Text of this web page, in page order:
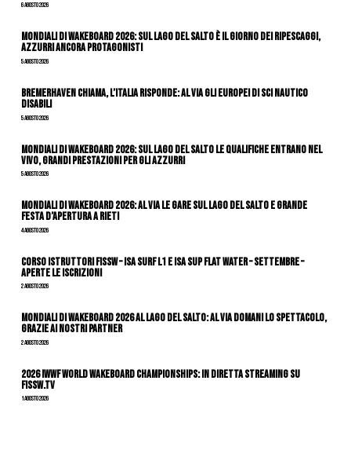
6 Agosto 2026
Mondiali di Wakeboard 2026: sul Lago del Salto è il giorno dei ripescaggi,
azzurri ancora protagonisti
5 Agosto 2026
Bremerhaven chiama, l’Italia risponde: al via gli Europei di Sci Nautico
Disabili
5 Agosto 2026
Mondiali di Wakeboard 2026: sul Lago del Salto le qualifiche entrano nel
vivo, grandi prestazioni per gli azzurri
5 Agosto 2026
Mondiali di Wakeboard 2026: al via le gare sul Lago del Salto e grande
festa d’apertura a Rieti
4 Agosto 2026
CORSO ISTRUTTORI FISSW – ISA SURF L1 e ISA SUP Flat Water – SETTEMBRE –
APERTE LE ISCRIZIONI
2 Agosto 2026
Mondiali di Wakeboard 2026 al Lago del Salto: al via domani lo spettacolo,
grazie ai nostri Partner
2 Agosto 2026
2026 IWWF WORLD WAKEBOARD CHAMPIONSHIPS: IN DIRETTA STREAMING SU
FISSW.TV
1 Agosto 2026